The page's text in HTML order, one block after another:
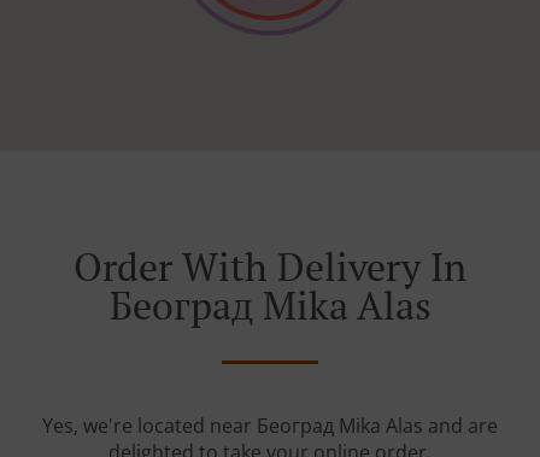
Order With Delivery In
Београд Mika Alas
Yes, we're located near Београд Mika Alas and are